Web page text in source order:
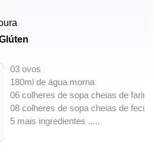
03 ovos
180ml de água morna
06 colheres de sopa cheias de
08 colheres de sopa cheias de
5 mais ingredientes .....